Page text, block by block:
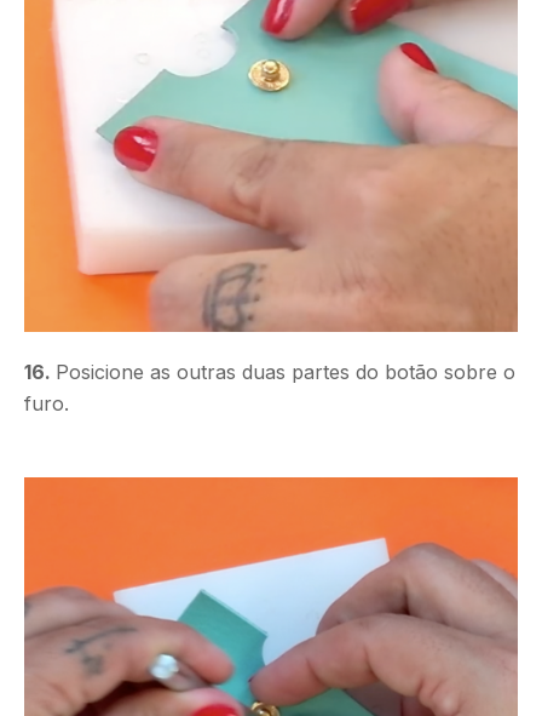
16. Posicione as outras duas partes do botão sobre o
furo.